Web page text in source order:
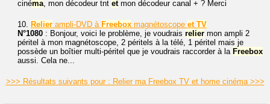
cinéma, mon décodeur tnt etmon décodeur canal + ? Merci
10. Relier ampli-DVD à Freebox magnétoscope et TV
N°1080 : Bonjour, voici le problème, je voudrais relier mon ampli 2
péritel à mon magnétoscope, 2 péritels à la télé, 1 péritel mais je
possède un boîtier multi-péritel que je voudrais raccorder à la Freebox
aussi. Cela ne...
>>> Résultats suivants pour : Relier ma Freebox TV et home cinéma >>>